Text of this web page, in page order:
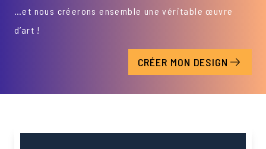
…et nous créerons ensemble une véritable œuvre
d’art !
CRÉER MON DESIGN